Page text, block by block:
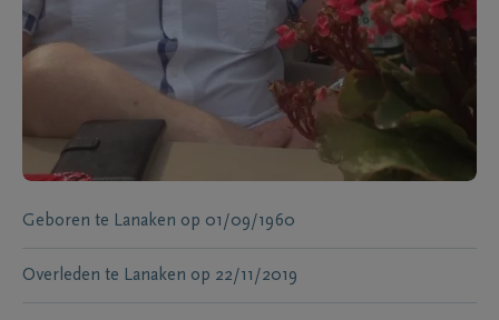
Geboren te Lanaken op 01/09/1960
Overleden te Lanaken op 22/11/2019